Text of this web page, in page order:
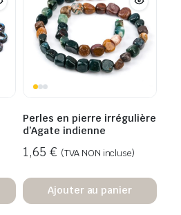
Perles en pierre irrégulière
d’Agate indienne
1,65 € (TVA NON incluse)
Ajouter au panier